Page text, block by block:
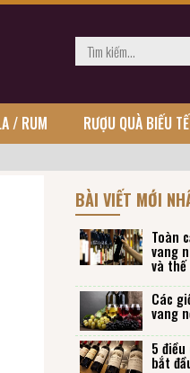
/ RUM RƯỢU QUÀ BIẾU
BÀI VIẾT MỚI
Toàn
vang
và thế
Các
vang
5
bắt